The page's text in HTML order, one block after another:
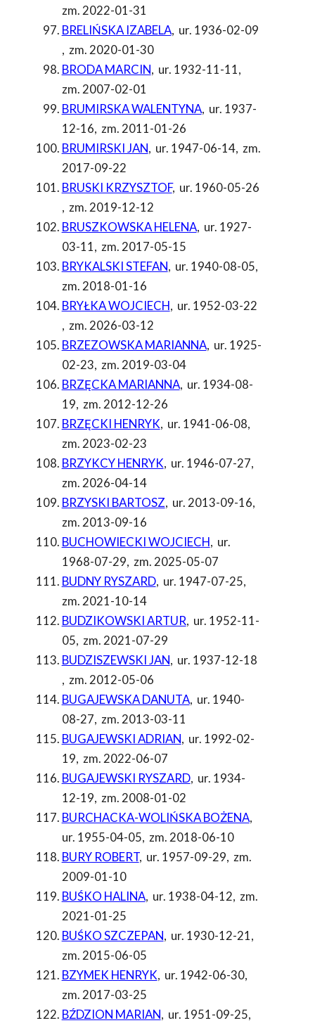
zm. 2022-01-31
BRELIŃSKA IZABELA, ur. 1936-02-09
, zm. 2020-01-30
BRODA MARCIN, ur. 1932-11-11,
zm. 2007-02-01
BRUMIRSKA WALENTYNA, ur. 1937-
12-16, zm. 2011-01-26
BRUMIRSKI JAN, ur. 1947-06-14, zm.
2017-09-22
BRUSKI KRZYSZTOF, ur. 1960-05-26
, zm. 2019-12-12
BRUSZKOWSKA HELENA, ur. 1927-
03-11, zm. 2017-05-15
BRYKALSKI STEFAN, ur. 1940-08-05,
zm. 2018-01-16
BRYŁKA WOJCIECH, ur. 1952-03-22
, zm. 2026-03-12
BRZEZOWSKA MARIANNA, ur. 1925-
02-23, zm. 2019-03-04
BRZĘCKA MARIANNA, ur. 1934-08-
19, zm. 2012-12-26
BRZĘCKI HENRYK, ur. 1941-06-08,
zm. 2023-02-23
BRZYKCY HENRYK, ur. 1946-07-27,
zm. 2026-04-14
BRZYSKI BARTOSZ, ur. 2013-09-16,
zm. 2013-09-16
BUCHOWIECKI WOJCIECH, ur.
1968-07-29, zm. 2025-05-07
BUDNY RYSZARD, ur. 1947-07-25,
zm. 2021-10-14
BUDZIKOWSKI ARTUR, ur. 1952-11-
05, zm. 2021-07-29
BUDZISZEWSKI JAN, ur. 1937-12-18
, zm. 2012-05-06
BUGAJEWSKA DANUTA, ur. 1940-
08-27, zm. 2013-03-11
BUGAJEWSKI ADRIAN, ur. 1992-02-
19, zm. 2022-06-07
BUGAJEWSKI RYSZARD, ur. 1934-
12-19, zm. 2008-01-02
BURCHACKA-WOLIŃSKA BOŻENA,
ur. 1955-04-05, zm. 2018-06-10
BURY ROBERT, ur. 1957-09-29, zm.
2009-01-10
BUŚKO HALINA, ur. 1938-04-12, zm.
2021-01-25
BUŚKO SZCZEPAN, ur. 1930-12-21,
zm. 2015-06-05
BZYMEK HENRYK, ur. 1942-06-30,
zm. 2017-03-25
BŹDZION MARIAN, ur. 1951-09-25,